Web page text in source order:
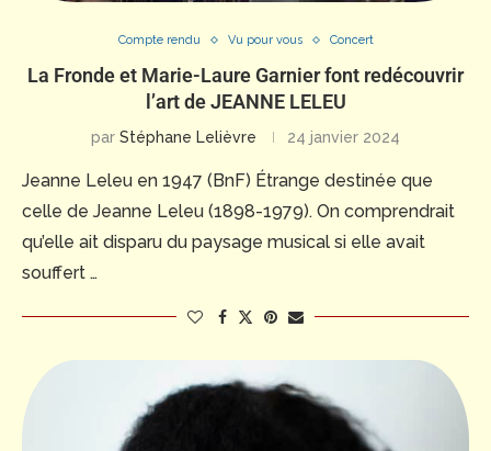
Compte rendu Vu pour vous Concert
La Fronde et Marie-Laure Garnier font redécouvrir
l’art de JEANNE LELEU
par Stéphane Lelièvre 24 janvier 2024
Jeanne Leleu en 1947 (BnF) Étrange destinée que
celle de Jeanne Leleu (1898-1979). On comprendrait
qu’elle ait disparu du paysage musical si elle avait
souffert …